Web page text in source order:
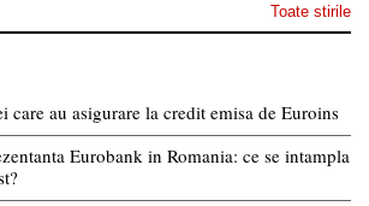
Toate stirile
care au asigurare la credit emisa de Euroins
Eurobank in Romania: ce se intampla